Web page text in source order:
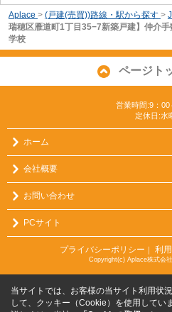
Aplace > (戸建(売買))路線・駅から探す >
瑞穂区雁道町1丁目35−7新築戸建】仲介
学校
ページト
営業時間:9：00
定休日:水
ホーム
会社概要
お問い合わせ
PCサイト
プライバシーポリシー ｜ 利
Copyright(c) Aplace株式会
当サイトでは、お客様の当サイト利用状
して、クッキー（Cookie）を使用してい